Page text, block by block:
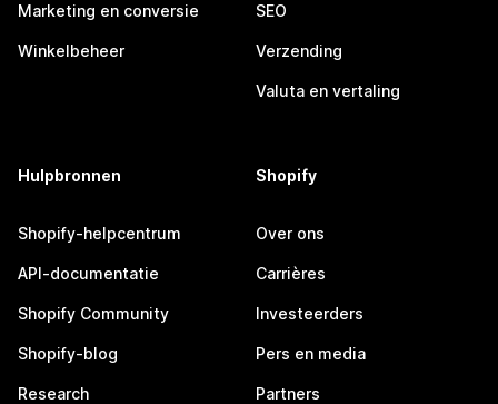
Marketing en conversie
Winkelbeheer
SEO
Verzending
Valuta en vertaling
Hulpbronnen
Shopify-helpcentrum
API-documentatie
Shopify Community
Shopify-blog
Research
Shopify
Over ons
Carrières
Investeerders
Pers en media
Partners